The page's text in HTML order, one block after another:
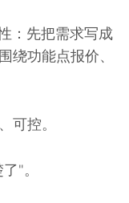
：先把需求写成
功能点报价、
可控。
"。